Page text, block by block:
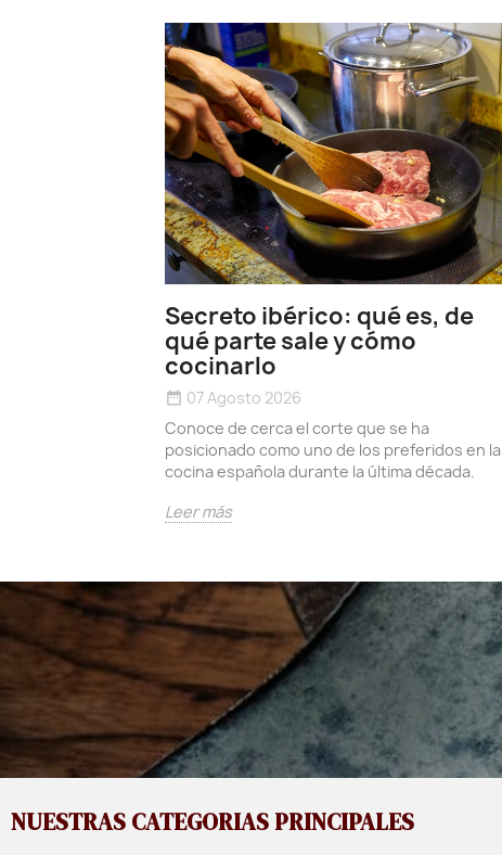
Secreto ibérico: qué es, de
qué parte sale y cómo
cocinarlo
date_range 07 Agosto 2026
Conoce de cerca el corte que se ha
posicionado como uno de los preferidos en la
cocina española durante la última década.
Leer más
NUESTRAS CATEGORIAS PRINCIPALES